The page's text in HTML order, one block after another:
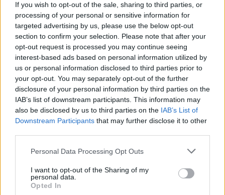
If you wish to opt-out of the sale, sharing to third parties, or
processing of your personal or sensitive information for
targeted advertising by us, please use the below opt-out
section to confirm your selection. Please note that after your
opt-out request is processed you may continue seeing
interest-based ads based on personal information utilized by
us or personal information disclosed to third parties prior to
your opt-out. You may separately opt-out of the further
disclosure of your personal information by third parties on the
IAB’s list of downstream participants. This information may
also be disclosed by us to third parties on the IAB’s List of
Downstream Participants that may further disclose it to other
Personal Data Processing Opt Outs
I want to opt-out of the Sharing of my
personal data.
Opted In
Toda la actualidad de la televisión y el streaming en España.
AUDIENCIAS ESTRENOS STREAMING
GENTE TV CONCURSOS REALITIES